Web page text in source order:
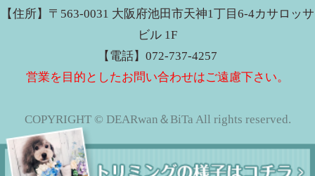
【住所】〒563-0031 大阪府池田市天神1丁目6-4カサロッサ
ビル 1F
【電話】072-737-4257
営業を目的としたお問い合わせはご遠慮下さい。
COPYRIGHT © DEARwan＆BiTa All rights reserved.